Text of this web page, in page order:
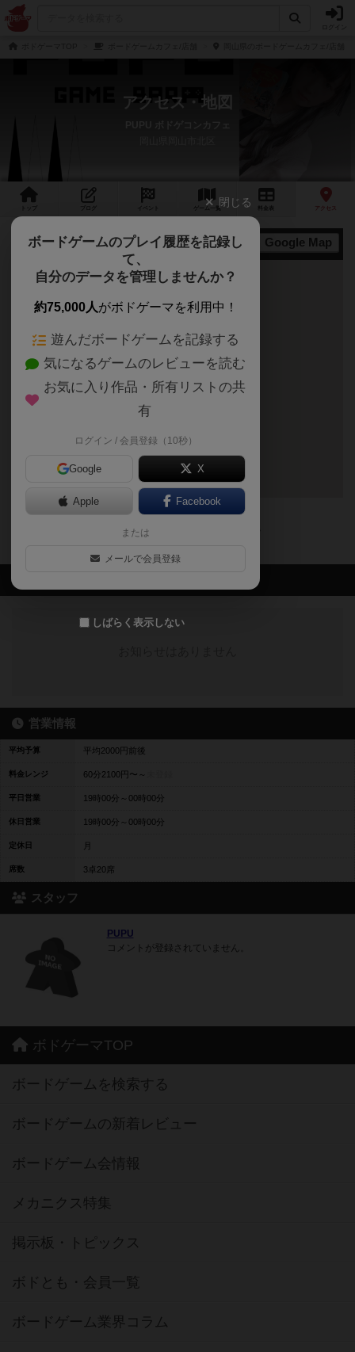
アクセス・地図
ゲーム 一覧 料金 アクセス
地図 Google Map
〒7000825
岡山県岡山市北区田町2丁目5-7 ストーク21 2階
営業情報
平均予算 平均2000円前後
料金レンジ 60分2100円〜～
平日営業 19時00分～00時00分
休日営業 19時00分～00時00分
定休日 月
席数 3卓20席
スタッフ
PUPU
コメントが登録されていません。
閉じる
ボードゲームのプレイ履歴を記録し
て、
自分のデータを管理しませんか？
約75,000人がボドゲーマを利用中！
遊んだボードゲームを記録する
気になるゲームのレビューを読む
お気に入り作品・所有リストの共
有
ログイン / 会員登録（10秒）
Google X
Apple Facebook
または
メールで会員登録
しばらく表示しない
ボドゲーマTOP
ボードゲームを検索する
ボードゲームの新着レビュー
ボードゲーム会情報
メカニクス特集
掲示板・トピックス
ボドとも・会員一覧
ボードゲーム業界コラム